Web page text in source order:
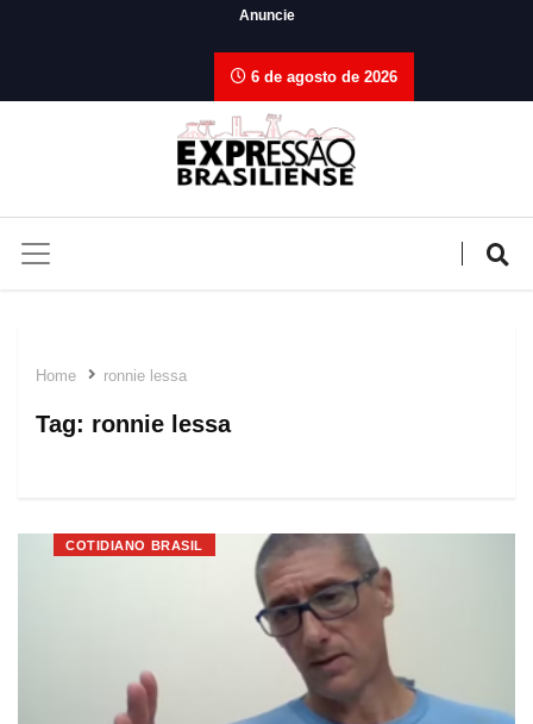
Anuncie
6 de agosto de 2026
Home ronnie lessa
Tag: ronnie lessa
COTIDIANO BRASIL